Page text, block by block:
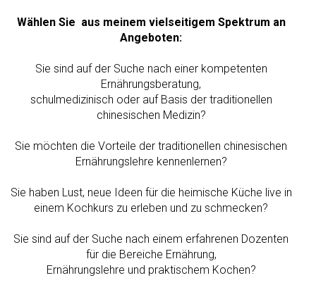
Wählen Sie aus meinem vielseitigem Spektrum an
Angeboten:
Sie sind auf der Suche nach einer kompetenten
Ernährungsberatung,
schulmedizinisch oder auf Basis der traditionellen
chinesischen Medizin?
Sie möchten die Vorteile der traditionellen chinesischen
Ernährungslehre kennenlernen?
Sie haben Lust, neue Ideen für die heimische Küche live in
einem Kochkurs zu erleben und zu schmecken?
Sie sind auf der Suche nach einem erfahrenen Dozenten
für die Bereiche Ernährung,
Ernährungslehre und praktischem Kochen?